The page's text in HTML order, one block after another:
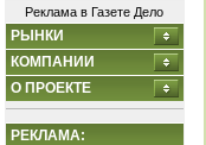
Реклама в Газете Дело
РЫНКИ
КОМПАНИИ
О ПРОЕКТЕ
РЕКЛАМА: